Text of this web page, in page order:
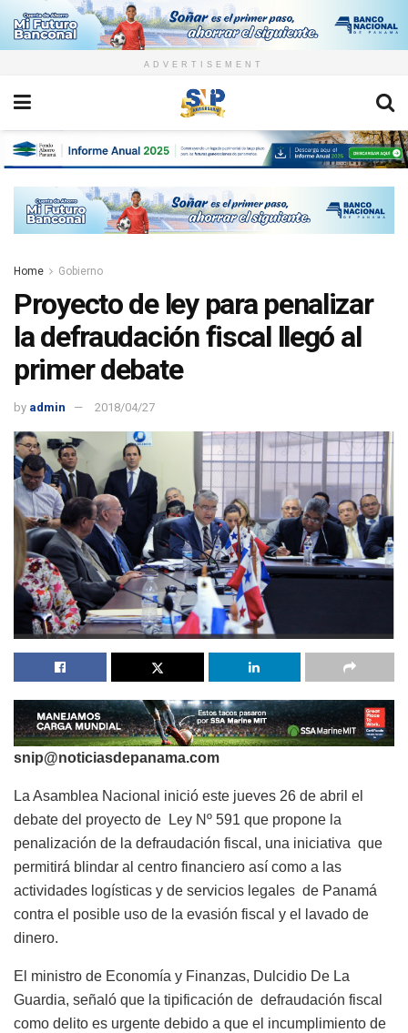
ADVERTISEMENT
Home Gobierno
Proyecto de ley para penalizar
la defraudación fiscal llegó al
primer debate
by admin 2018/04/27
snip@noticiasdepanama.com
La Asamblea Nacional inició este jueves 26 de abril el
debate del proyecto de Ley Nº 591 que propone la
penalización de la defraudación fiscal, una iniciativa que
permitirá blindar al centro financiero así como a las
actividades logísticas y de servicios legales de Panamá
contra el posible uso de la evasión fiscal y el lavado de
dinero.
El ministro de Economía y Finanzas, Dulcidio De La
Guardia, señaló que la tipificación de defraudación fiscal
como delito es urgente debido a que el incumplimiento de